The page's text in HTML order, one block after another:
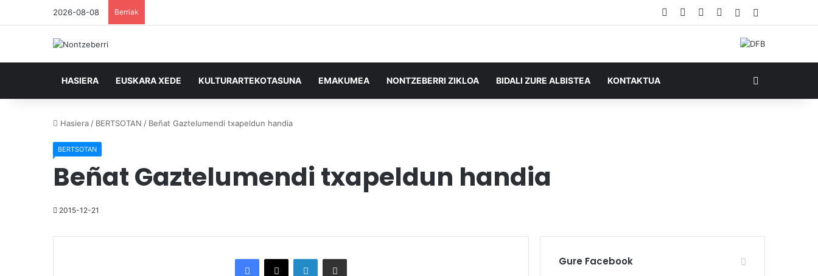
2026-08-08 Berriak Facebook YouTube
RSS Ausazko
HASIERA EUSKARA XEDE KULTURARTEKOTASUNA EMAKUMEA NONTZEBERRI ZIKLOA BIDALI ZURE ALBISTEA KONTAKTUA
Hasiera / BERTSOTAN / Beñat Gaztelumendi txapeldun handia
BERTSOTAN
Beñat Gaztelumendi txapeldun handia
2015-12-21
Gure Facebook